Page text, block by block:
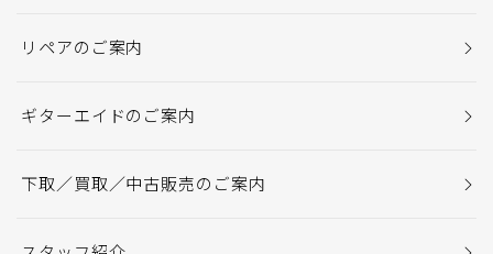
リペアのご案内
ギターエイドのご案内
下取／買取／中古販売のご案内